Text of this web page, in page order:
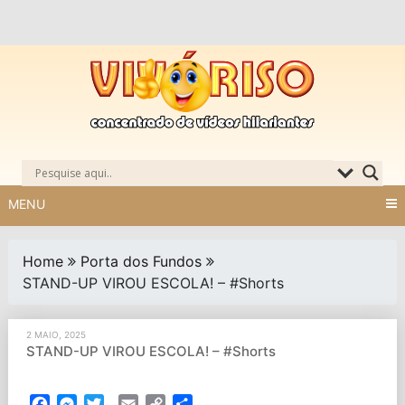
MENU
Home
Porta dos Fundos
STAND-UP VIROU ESCOLA! – #Shorts
2 MAIO, 2025
STAND-UP VIROU ESCOLA! – #Shorts